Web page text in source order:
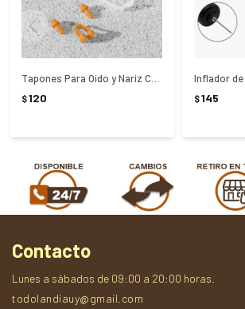
$120 $145
Contacto
Lunes a sábados de 09:00 a 20:00 horas.
todolandiauy@gmail.com